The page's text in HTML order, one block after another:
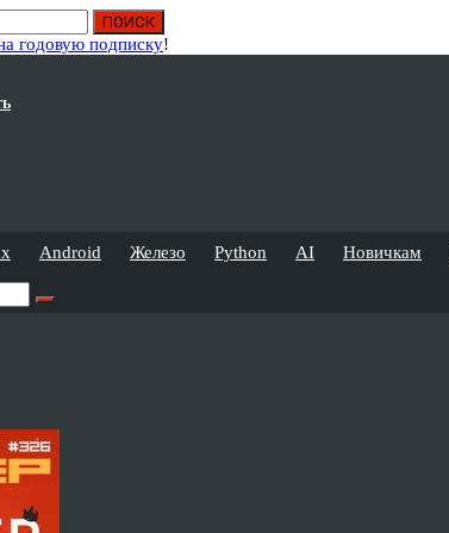
годовую подписку!
Android Железо Python AI Новичкам